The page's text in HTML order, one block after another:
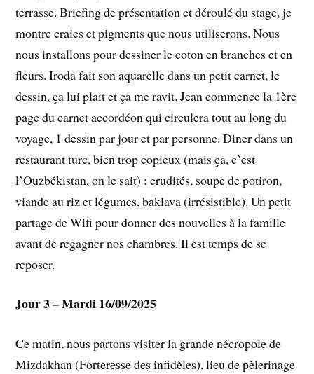
terrasse. Briefing de présentation et déroulé du stage, je
montre craies et pigments que nous utiliserons. Nous
nous installons pour dessiner le coton en branches et en
fleurs. Iroda fait son aquarelle dans un petit carnet, le
dessin, ça lui plait et ça me ravit. Jean commence la 1ère
page du carnet accordéon qui circulera tout au long du
voyage, 1 dessin par jour et par personne. Diner dans un
restaurant turc, bien trop copieux (mais ça, c’est
l’Ouzbékistan, on le sait) : crudités, soupe de potiron,
viande au riz et légumes, baklava (irrésistible). Un petit
partage de Wifi pour donner des nouvelles à la famille
avant de regagner nos chambres. Il est temps de se
reposer.
Jour 3 – Mardi 16/09/2025
Ce matin, nous partons visiter la grande nécropole de
Mizdakhan (Forteresse des infidèles), lieu de pèlerinage